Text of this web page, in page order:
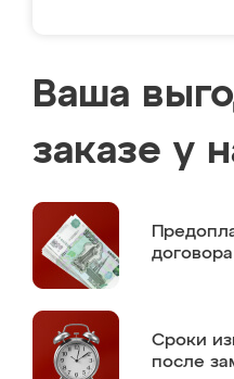
Ваша
заказе у
договора
Сроки
после